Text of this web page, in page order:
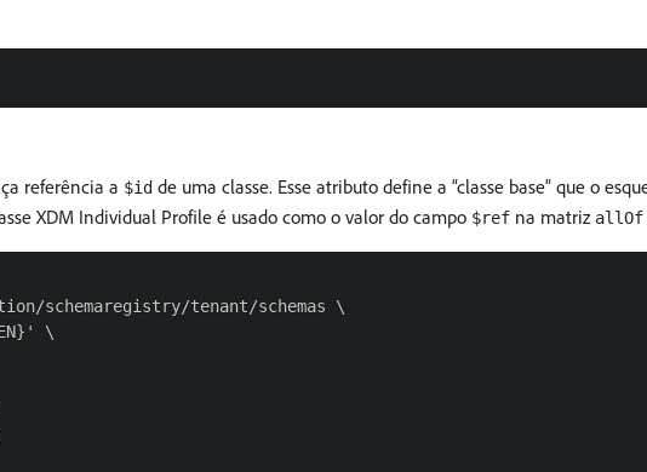
referência a $id de uma classe. Esse atributo define a “classe base” que o
XDM Individual Profile é usado como o valor do campo $ref na matriz allOf
schemaregistry/tenant/schemas \
\